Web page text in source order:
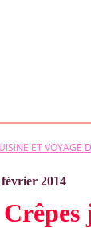
ET VOYAGE
2014
Crêpes